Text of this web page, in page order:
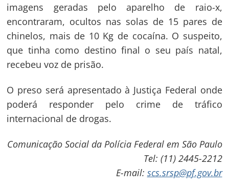
imagens geradas pelo aparelho de raio-x,
encontraram, ocultos nas solas de 15 pares de
chinelos, mais de 10 Kg de cocaína. O suspeito,
que tinha como destino final o seu país natal,
recebeu voz de prisão.
O preso será apresentado à Justiça Federal onde
poderá responder pelo crime de tráfico
internacional de drogas.
Comunicação Social da Polícia Federal em São Paulo
Tel: (11) 2445-2212
E-mail: scs.srsp@pf.gov.br
Navegação
de
Post